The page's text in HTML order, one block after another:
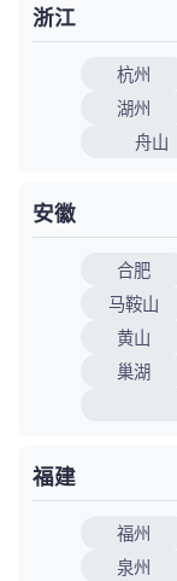
浙江
杭州
湖州
舟山
安徽
合肥
马鞍山
黄山
巢湖
福建
福州
泉州